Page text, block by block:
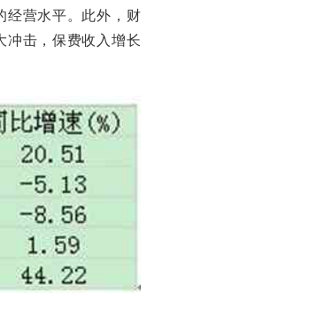
经营水平。此外，财
冲击，保费收入增长